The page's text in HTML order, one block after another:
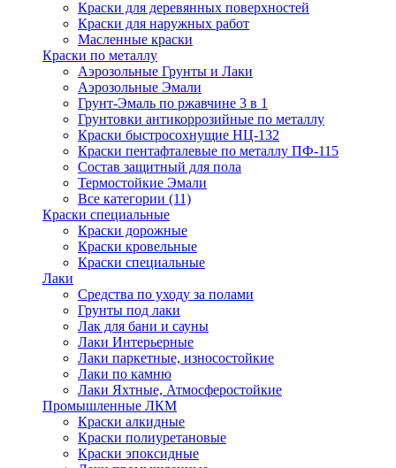
Краски для деревянных поверхностей
Краски для наружных работ
Масленные краски
Краски по металлу
Аэрозольные Грунты и Лаки
Аэрозольные Эмали
Грунт-Эмаль по ржавчине 3 в 1
Грунтовки антикоррозийные по металлу
Краски быстросохнущие НЦ-132
Краски пентафталевые по металлу ПФ-115
Состав защитный для пола
Термостойкие Эмали
Все категории (11)
Краски специальные
Краски дорожные
Краски кровельные
Краски специальные
Лаки
Cредства по уходу за полами
Грунты под лаки
Лак для бани и сауны
Лаки Интерьерные
Лаки паркетные, износостойкие
Лаки по камню
Лаки Яхтные, Атмосферостойкие
Промышленные ЛКМ
Краски алкидные
Краски полиуретановые
Краски эпоксидные